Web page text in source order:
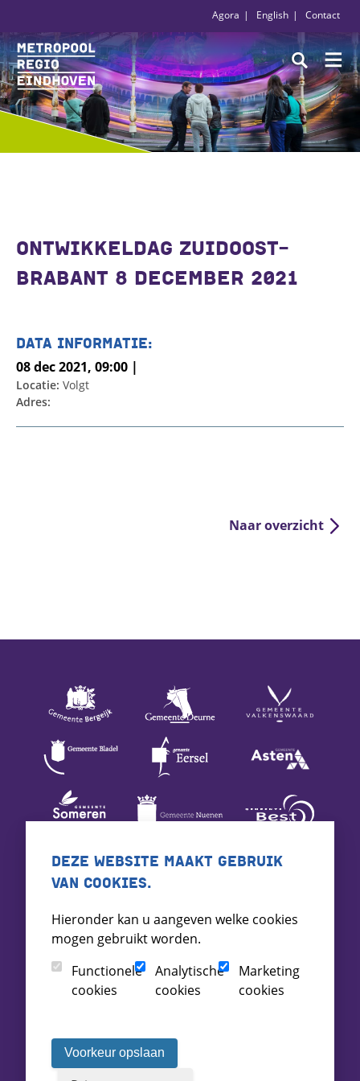
Agora English Contact
ONTWIKKELDAG ZUIDOOST-
BRABANT 8 DECEMBER 2021
DATA INFORMATIE:
08 dec 2021, 09:00 |
Locatie: Volgt
Adres:
Naar overzicht
DEZE WEBSITE MAAKT GEBRUIK
VAN COOKIES.
Hieronder kan u aangeven welke cookies
mogen gebruikt worden.
Functionele
cookies
Analytische
cookies
Marketing
cookies
Voorkeur opslaan